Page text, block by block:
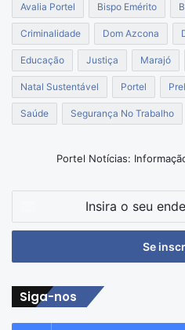
Avalia Portel Bispo Emérito
Criminalidade Dom Azcona
Educação Justiça Marajó
Natal Sustentável Portel
Saúde Segurança No Trabalho
Portel Notícias:
seu
de
Siga-nos